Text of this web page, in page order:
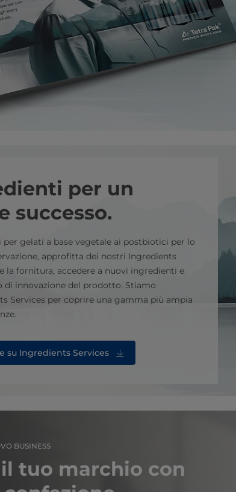
per un
successo.
gelati a base vegetale ai postbiotici per lo
approfitta dei nostri Ingredients
la fornitura, accedere a nuovi ingredienti e
di innovazione del prodotto. Stiamo
Services per coprire una gamma più ampia
su Ingredients Services
BUSINESS
tuo marchio con